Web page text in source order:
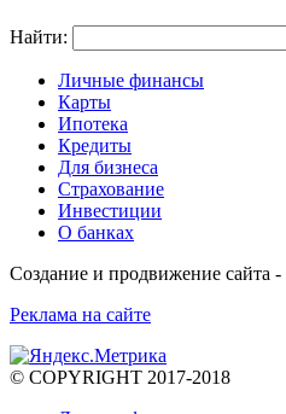
Найти:
Личные финансы
Карты
Ипотека
Кредиты
Для бизнеса
Страхование
Инвестиции
О банках
Создание и продвижение сайта -
Реклама на сайте
© COPYRIGHT 2017-2018